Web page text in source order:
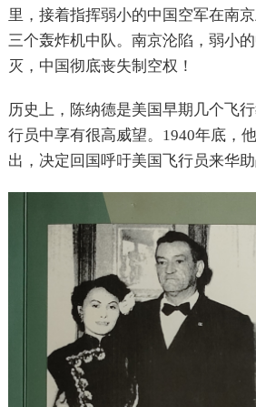
里，接着指挥弱小的中国空军在南
三个轰炸机中队。南京沦陷，弱小
灭，中国彻底丧失制空权！
历史上，陈纳德是美国早期几个飞
行员中享有很高威望。1940年底，
出，决定回国呼吁美国飞行员来华助